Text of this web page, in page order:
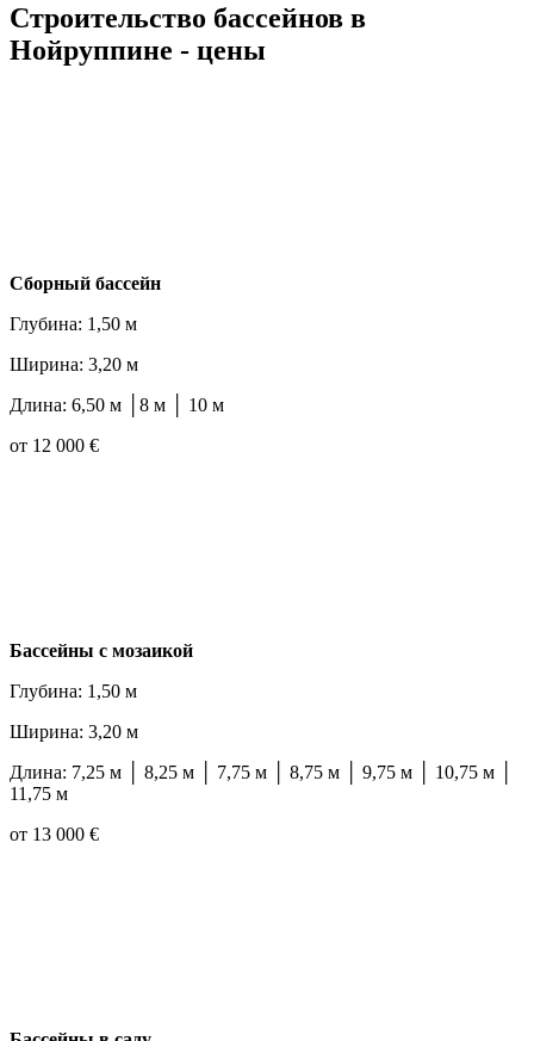
Строительство бассейнов в
Нойруппине - цены
Cборный бассейн
Глубина: 1,50 м
Ширина: 3,20 м
Длина: 6,50 м │8 м │ 10 м
от 12 000 €
Бассейны с мозаикой
Глубина: 1,50 м
Ширина: 3,20 м
Длина: 7,25 м │ 8,25 м │ 7,75 м │ 8,75 м │ 9,75 м │ 10,75 м │
11,75 м
от 13 000 €